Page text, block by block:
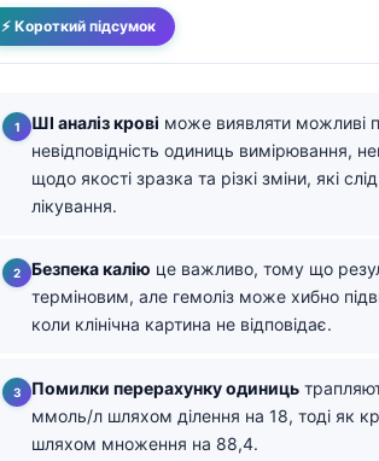
⚡ Короткий підсумок
ШІ аналіз крові може виявляти можливі
невідповідність одиниць вимірювання,
щодо якості зразка та різкі зміни, які
лікування.
Безпека калію це важливо, тому що
терміновим, але гемоліз може хибно
коли клінічна картина не відповідає.
Помилки перерахунку одиниць
ммоль/л шляхом ділення на 18, тоді як
шляхом множення на 88,4.